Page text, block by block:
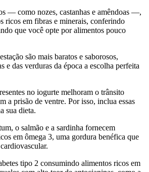
— como nozes, castanhas e amêndoas —,
ricos em fibras e minerais, conferindo
que você opte por alimentos pouco
são mais baratos e saborosos,
e das verduras da época a escolha perfeita
no iogurte melhoram o trânsito
a prisão de ventre. Por isso, inclua essas
sua dieta.
o salmão e a sardinha fornecem
em ômega 3, uma gordura benéfica que
tipo 2 consumindo alimentos ricos em